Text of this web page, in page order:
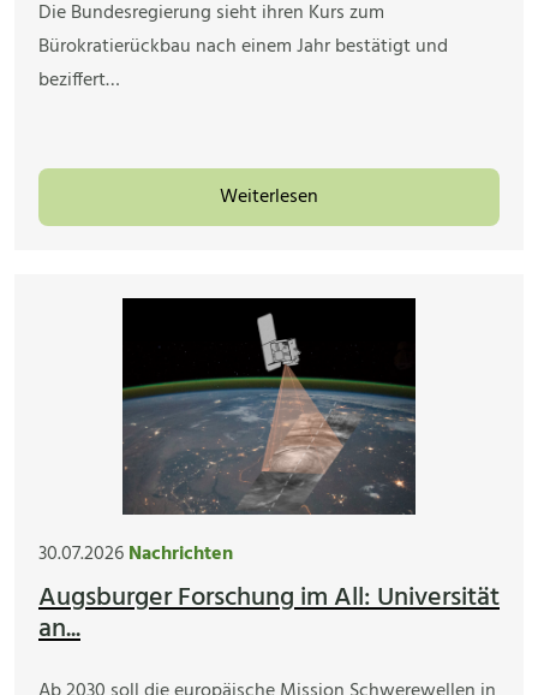
Die Bundesregierung sieht ihren Kurs zum
Bürokratierückbau nach einem Jahr bestätigt und
beziffert…
Weiterlesen
30.07.2026Nachrichten
Augsburger Forschung im All: Universität
an...